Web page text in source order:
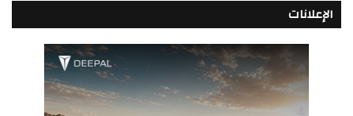
الإعلانات